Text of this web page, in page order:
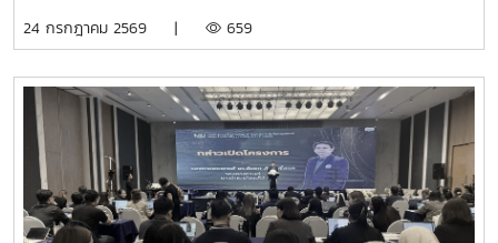
รายงานการประเมินตนเอง (Self Assessment Report : SAR)
(EdPEx) ประจำปีการศึกษา 2568 ณ ห้องประชุมเอื้องเสือแผ้ว
น้อย 2 ชั้น 2 อาคารเฉลิมพระเกียรติสมเด็จพระศรีนครินทร์ เพื่อ
เตรียมความพร้อมและพัฒนาคุณภาพรายงานการประเมินตนเอง
ให้มีความสมบูรณ์ สอดคล้องกับเกณฑ์ EdPEx ก่อนเข้าสู่
กระบวนการประเมิน การจัดกิจกรรมในครั้งนี้ได้รับเกียรติจาก
รองศาสตราจารย์ ดร.สมเกียรติ อินทสิงห์ และ ผู้ช่วย
24 กรกฎาคม 2569 | 659